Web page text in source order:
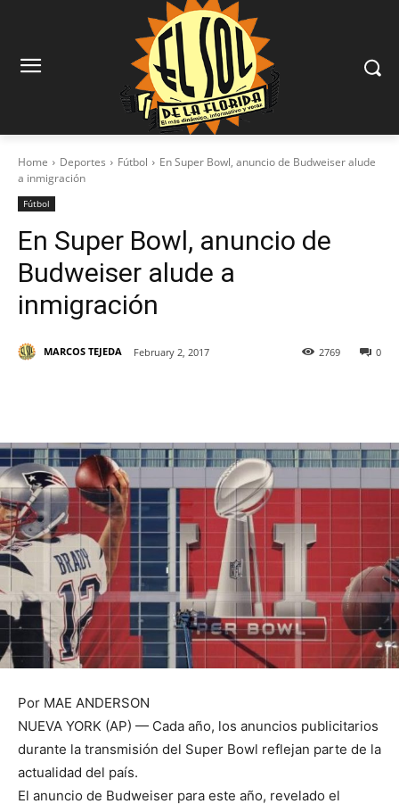
Home Deportes Fútbol
En Super Bowl, anuncio de Budweiser alude
a inmigración
Fútbol
En Super Bowl, anuncio de
Budweiser alude a
inmigración
MARCOS TEJEDA February 2, 2017 0
2769
Por MAE ANDERSON
NUEVA YORK (AP) — Cada año, los anuncios publicitarios
durante la transmisión del Super Bowl reflejan parte de la
actualidad del país.
El anuncio de Budweiser para este año, revelado el